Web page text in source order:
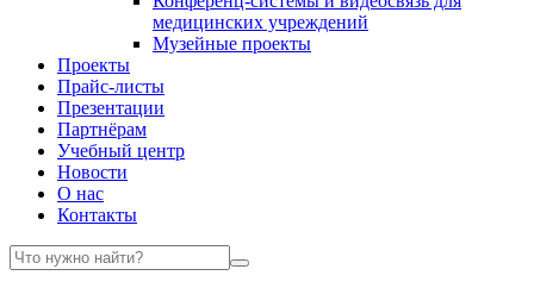
медицинских учреждений
Музейные проекты
Проекты
Прайс-листы
Презентации
Партнёрам
Учебный центр
Новости
О нас
Контакты